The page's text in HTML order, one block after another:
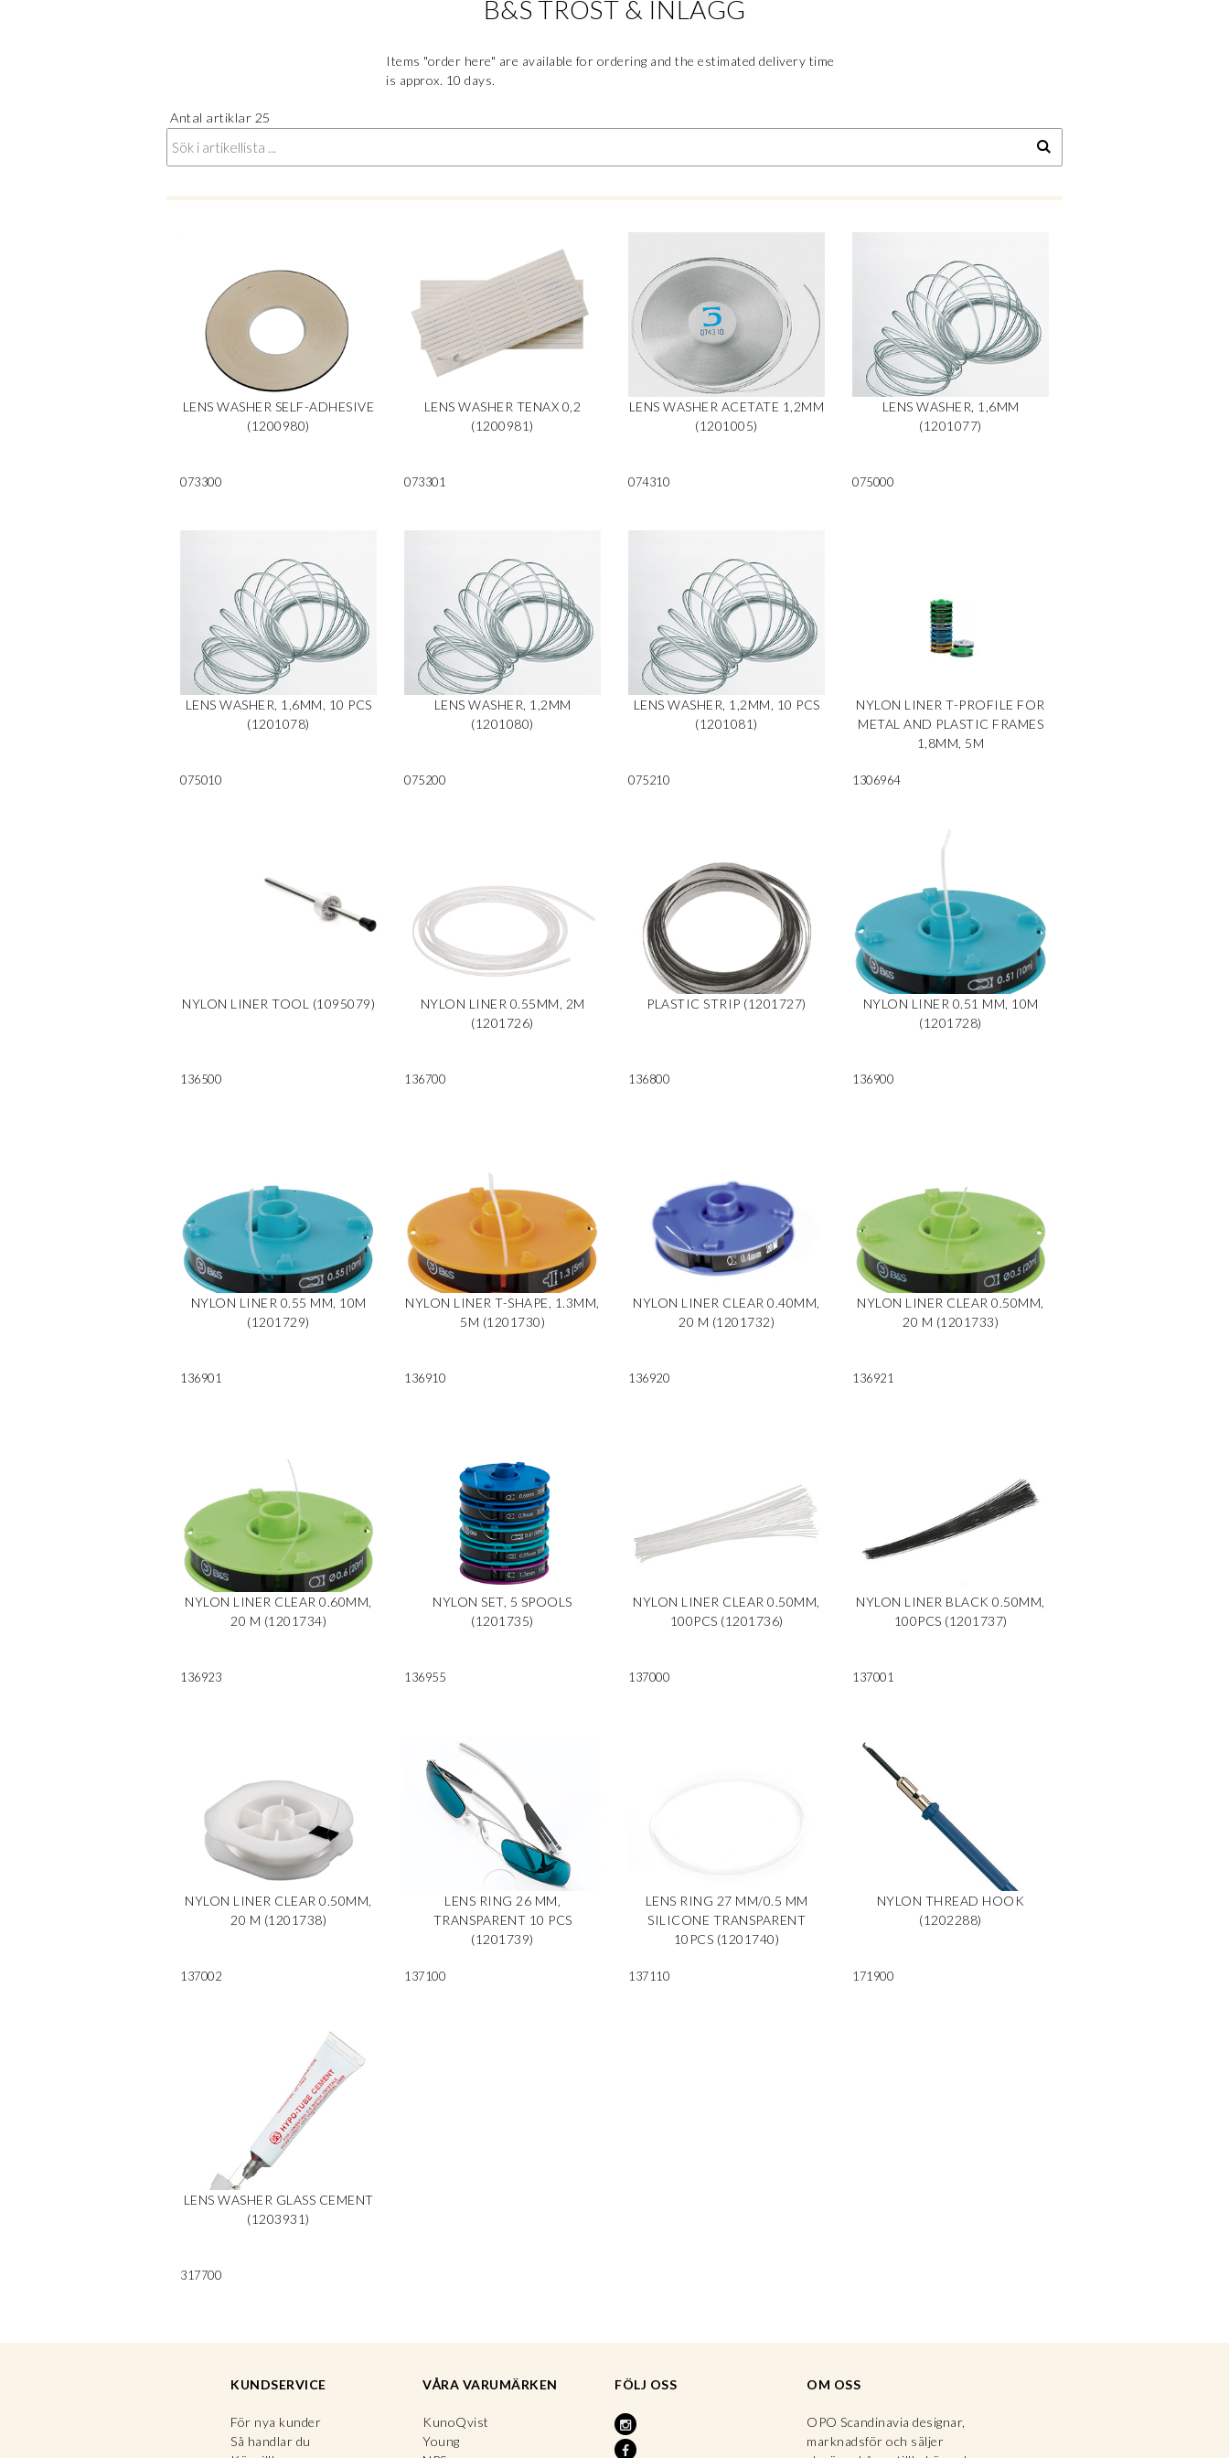
B&S TRÖST & INLÄGG
Items "order here" are available for ordering and the estimated delivery time
is approx. 10 days.
Antal artiklar 25
LENS WASHER SELF-ADHESIVE
(1200980)
073300
LENS WASHER TENAX 0,2
(1200981)
073301
LENS WASHER ACETATE 1,2MM
(1201005)
074310
LENS WASHER, 1,6MM
(1201077)
075000
LENS WASHER, 1,6MM, 10 PCS
(1201078)
075010
LENS WASHER, 1,2MM
(1201080)
075200
LENS WASHER, 1,2MM, 10 PCS
(1201081)
075210
NYLON LINER T-PROFILE FOR
METAL AND PLASTIC FRAMES
1,8MM, 5M
1306964
NYLON LINER TOOL (1095079)
136500
NYLON LINER 0.55MM, 2M
(1201726)
136700
PLASTIC STRIP (1201727)
136800
NYLON LINER 0.51 MM, 10M
(1201728)
136900
NYLON LINER 0.55 MM, 10M
(1201729)
136901
NYLON LINER T-SHAPE, 1.3MM,
5M (1201730)
136910
NYLON LINER CLEAR 0.40MM,
20 M (1201732)
136920
NYLON LINER CLEAR 0.50MM,
20 M (1201733)
136921
NYLON LINER CLEAR 0.60MM,
20 M (1201734)
136923
NYLON SET, 5 SPOOLS
(1201735)
136955
NYLON LINER CLEAR 0.50MM,
100PCS (1201736)
137000
NYLON LINER BLACK 0.50MM,
100PCS (1201737)
137001
NYLON LINER CLEAR 0.50MM,
20 M (1201738)
137002
LENS RING 26 MM,
TRANSPARENT 10 PCS
(1201739)
137100
LENS RING 27 MM/0.5 MM
SILICONE TRANSPARENT
10PCS (1201740)
137110
NYLON THREAD HOOK
(1202288)
171900
LENS WASHER GLASS CEMENT
(1203931)
317700
VÅRA VARUMÄRKEN
KunoQvist
Young
FÖLJ OSS OM OSS
OPO Scandinavia designar,
marknadsför och säljer
KUNDSERVICE
För nya kunder
Så handlar du